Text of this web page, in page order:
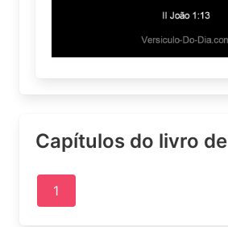
Capítulos do livro de
1